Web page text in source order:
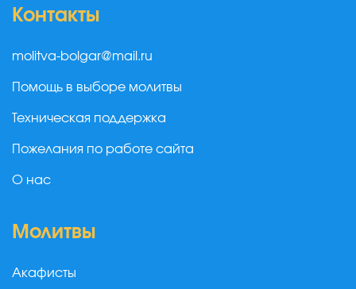
Контакты
molitva-bolgar@mail.ru
Помощь в выборе молитвы
Техническая поддержка
Пожелания по работе сайта
О нас
Молитвы
Акафисты